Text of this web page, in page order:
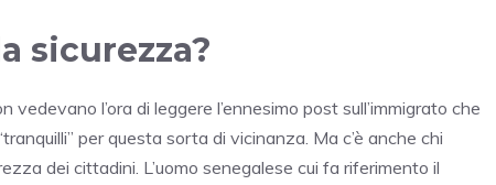
sicurezza?
vedevano l’ora di leggere l’ennesimo post sull’immigrato che
per questa sorta di vicinanza. Ma c’è anche chi
dei cittadini. L’uomo senegalese cui fa riferimento il